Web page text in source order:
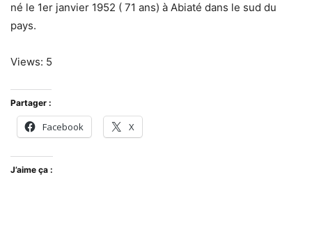
né le 1er janvier 1952 ( 71 ans) à Abiaté dans le sud du
pays.
Views: 5
Partager :
Facebook X
J’aime ça :